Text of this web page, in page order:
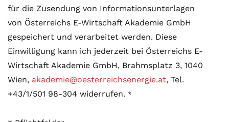
für die Zusendung von Informationsunterlagen
von Österreichs E-Wirtschaft Akademie GmbH
gespeichert und verarbeitet werden. Diese
Einwilligung kann ich jederzeit bei Österreichs E-
Wirtschaft Akademie GmbH, Brahmsplatz 3, 1040
Wien, akademie@oesterreichsenergie.at, Tel.
+43/1/501 98-304 widerrufen.